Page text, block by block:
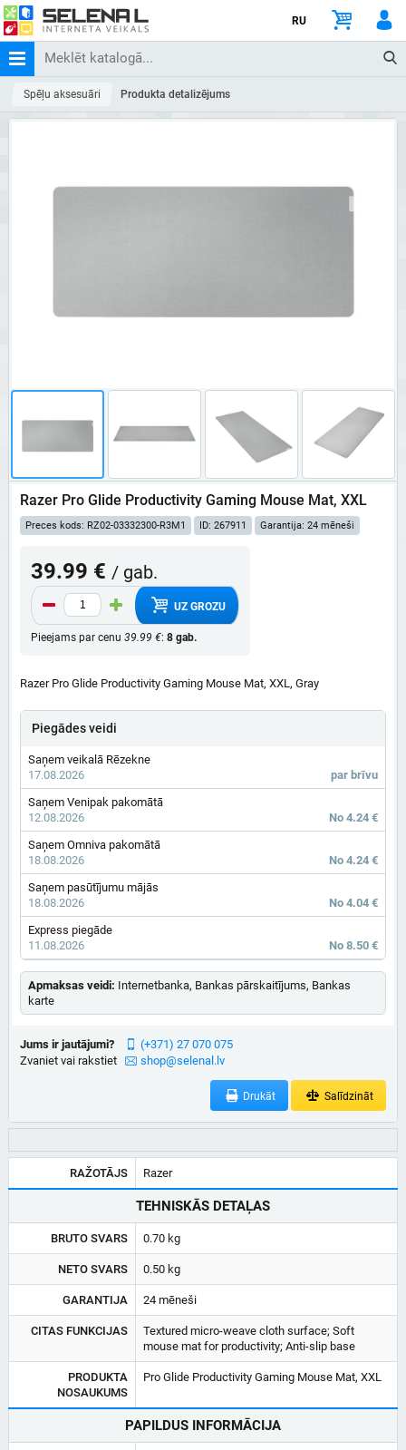
RU
Spēļu aksesuāri Produkta detalizējums
Razer Pro Glide Productivity Gaming Mouse Mat, XXL
Preces kods: RZ02-03332300-R3M1 ID: 267911 Garantija: 24 mēneši
39.99 € / gab.
UZ GROZU
Pieejams par cenu 39.99 €: 8 gab.
Razer Pro Glide Productivity Gaming Mouse Mat, XXL, Gray
Piegādes veidi
Saņem veikalā Rēzekne
17.08.2026
par brīvu
Saņem Venipak pakomātā
12.08.2026
No 4.24 €
Saņem Omniva pakomātā
18.08.2026
No 4.24 €
Saņem pasūtījumu mājās
18.08.2026
No 4.04 €
Express piegāde
11.08.2026
No 8.50 €
Apmaksas veidi: Internetbanka, Bankas pārskaitījums, Bankas
karte
Jums ir jautājumi?
Zvaniet vai rakstiet
(+371) 27 070 075
shop@selenal.lv
Drukāt Salīdzināt
RAŽOTĀJS Razer
TEHNISKĀS DETAĻAS
BRUTO SVARS 0.70 kg
NETO SVARS 0.50 kg
GARANTIJA 24 mēneši
CITAS FUNKCIJAS
Textured micro-weave cloth surface; Soft
mouse mat for productivity; Anti-slip base
PRODUKTA
NOSAUKUMS
Pro Glide Productivity Gaming Mouse Mat, XXL
PAPILDUS INFORMĀCIJA